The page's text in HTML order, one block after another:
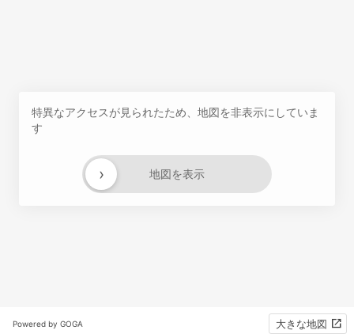
特異なアクセスが見られたため、地図を非表示にしていま
す
地図を表示
›
Powered by GOGA 大きな地図